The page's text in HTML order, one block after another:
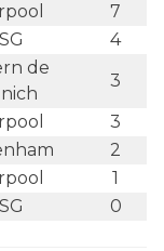
7
4
de
3
3
2
1
0